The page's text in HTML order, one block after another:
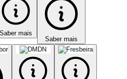
Saber mais
Saber mais